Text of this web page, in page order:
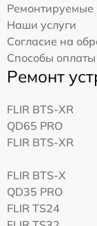
Ремонтируемые
Наши услуги
Согласие на
Способы оплаты
Ремонт
FLIR BTS-XR
QD65 PRO
FLIR BTS-XR
FLIR BTS-X
QD35 PRO
FLIR TS24